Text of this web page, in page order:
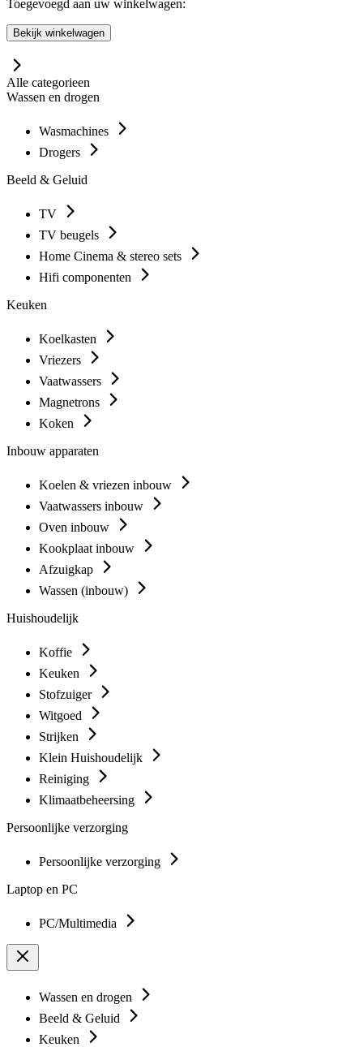
Toegevoegd aan uw winkelwagen:
Bekijk winkelwagen
Alle categorieen
Wassen en drogen
Wasmachines
Drogers
Beeld & Geluid
TV
TV beugels
Home Cinema & stereo sets
Hifi componenten
Keuken
Koelkasten
Vriezers
Vaatwassers
Magnetrons
Koken
Inbouw apparaten
Koelen & vriezen inbouw
Vaatwassers inbouw
Oven inbouw
Kookplaat inbouw
Afzuigkap
Wassen (inbouw)
Huishoudelijk
Koffie
Keuken
Stofzuiger
Witgoed
Strijken
Klein Huishoudelijk
Reiniging
Klimaatbeheersing
Persoonlijke verzorging
Persoonlijke verzorging
Laptop en PC
PC/Multimedia
Wassen en drogen
Beeld & Geluid
Keuken